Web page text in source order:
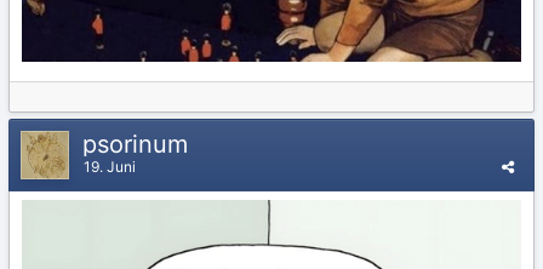
psorinum
19. Juni